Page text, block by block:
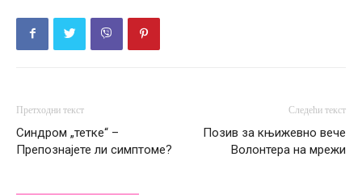
Претходни текст
Синдром „тетке“ –
Препознајете ли симптоме?
Следећи текст
Позив за књижевно вече
Волонтера на мрежи